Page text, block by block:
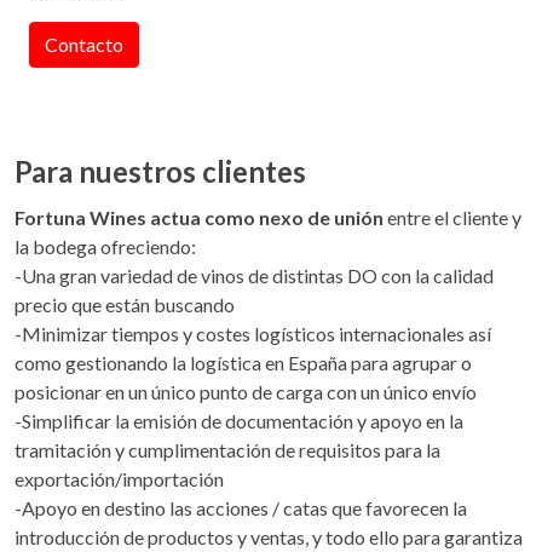
Contacto
Para nuestros clientes
Fortuna Wines actua como nexo de unión entre el cliente y
la bodega ofreciendo:
-Una gran variedad de vinos de distintas DO con la calidad
precio que están buscando
-Minimizar tiempos y costes logísticos internacionales así
como gestionando la logística en España para agrupar o
posicionar en un único punto de carga con un único envío
-Simplificar la emisión de documentación y apoyo en la
tramitación y cumplimentación de requisitos para la
exportación/importación
-Apoyo en destino las acciones / catas que favorecen la
introducción de productos y ventas, y todo ello para garantiza